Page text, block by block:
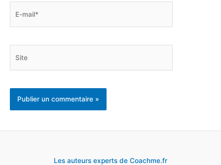
Les auteurs experts de Coachme.fr